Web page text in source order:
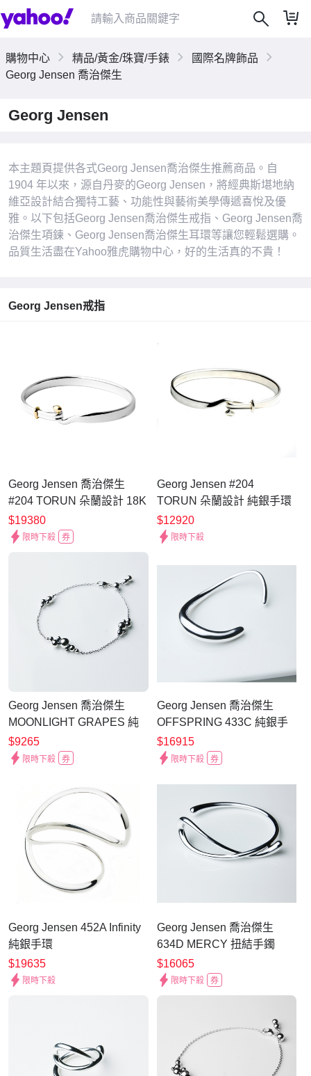
購物中心 精品/黃金/珠寶/手錶
國際名牌飾品
Georg Jensen 喬治傑生
Georg Jensen
本主題頁提供各式Georg Jensen喬治傑生推薦商品。自
1904 年以來，源自丹麥的Georg Jensen，將經典斯堪地納
維亞設計結合獨特工藝、功能性與藝術美學傳遞喜悅及優
雅。以下包括Georg Jensen喬治傑生戒指、Georg Jensen喬
治傑生項鍊、Georg Jensen喬治傑生耳環等讓您輕鬆選購。
品質生活盡在Yahoo雅虎購物中心，好的生活真的不貴！
Georg Jensen戒指
Georg Jensen 喬治傑生
#204 TORUN 朵蘭設計 18K
金純銀手環
$19380
限時下殺 券
Georg Jensen #204
TORUN 朵蘭設計 純銀手環
$12920
限時下殺
Georg Jensen 喬治傑生
MOONLIGHT GRAPES 純
銀葡萄手鍊
$9265
限時下殺 券
Georg Jensen 喬治傑生
OFFSPRING 433C 純銀手
鐲
$16915
限時下殺 券
Georg Jensen 452A Infinity
純銀手環
$19635
限時下殺
Georg Jensen 喬治傑生
634D MERCY 扭結手鐲
$16065
限時下殺 券